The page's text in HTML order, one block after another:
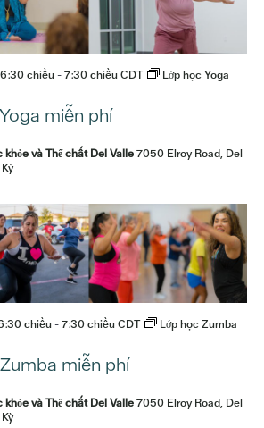
miễn phí
6:30 chiều-7:30 chiều CDT
Lớp học Yoga
khỏe và Thể chất Del Valle7050 Elroy Road, Del
miễn phí
chiều-7:30 chiều CDT
Lớp học Zumba
khỏe và Thể chất Del Valle7050 Elroy Road, Del